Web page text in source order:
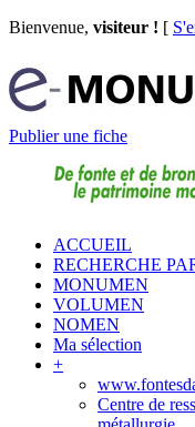
Bienvenue, visiteur ! [
Publier une fiche
ACCUEIL
RECHERCHE
MONUMEN
VOLUMEN
NOMEN
Ma sélection
+
Centre de